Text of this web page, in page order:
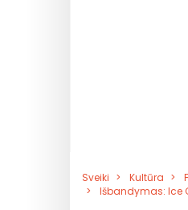
Sveiki Kultūra
Išbandymas: Ice